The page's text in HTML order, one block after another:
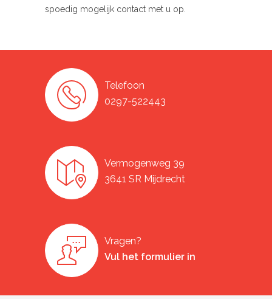
spoedig mogelijk contact met u op.
Telefoon
0297-522443
Vermogenweg 39
3641 SR Mijdrecht
Vragen?
Vul het formulier in